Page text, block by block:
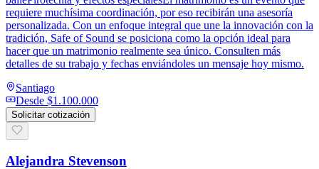
requiere muchísima coordinación, por eso recibirán una asesoría
personalizada. Con un enfoque integral que une la innovación con la
tradición, Safe of Sound se posiciona como la opción ideal para
hacer que un matrimonio realmente sea único. Consulten más
detalles de su trabajo y fechas enviándoles un mensaje hoy mismo.
Santiago
Desde $1.100.000
Solicitar cotización
Alejandra Stevenson